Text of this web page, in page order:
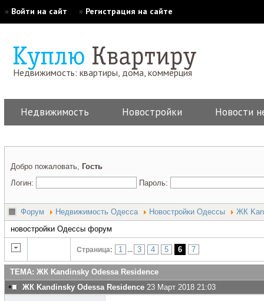
» Войти на сайт » Регистрация на сайте
Недвижимость: квартиры, дома, коммерция
Недвижимость Новостройки Новости
Добро пожаловать, Гость
Логин:
Пароль:
Форум Недвижимость Одесса Новостройки Одессы
ЖК
новостройки Одессы форум
Страница: 1 ... 3 4 5 6 7
ТЕМА: ЖК Kandinsky Odessa Residence
ЖК Kandinsky Odessa Residence 23 Март 2018 21:03